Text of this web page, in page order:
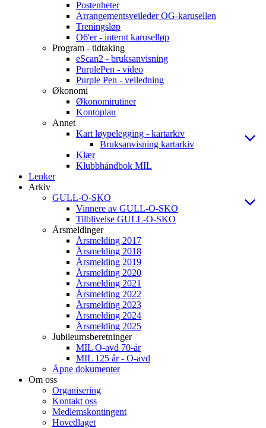
Postenheter
Arrangementsveileder OG-karusellen
Treningsløp
O6'er - internt karuselløp
Program - tidtaking
eScan2 - bruksanvisning
PurplePen - video
Purple Pen - veiledning
Økonomi
Økonomirutiner
Kontoplan
Annet
Kart løypelegging - kartarkiv
Bruksanvisning kartarkiv
Klær
Klubbhåndbok MIL
Lenker
Arkiv
GULL-O-SKO
Vinnere av GULL-O-SKO
Tilblivelse GULL-O-SKO
Årsmeldinger
Årsmelding 2017
Årsmelding 2018
Årsmelding 2019
Årsmelding 2020
Årsmelding 2021
Årsmelding 2022
Årsmelding 2023
Årsmelding 2024
Årsmelding 2025
Jubileumsberetninger
MIL O-avd 70-år
MIL 125 år - O-avd
Åpne dokumenter
Om oss
Organisering
Kontakt oss
Medlemskontingent
Hovedlaget